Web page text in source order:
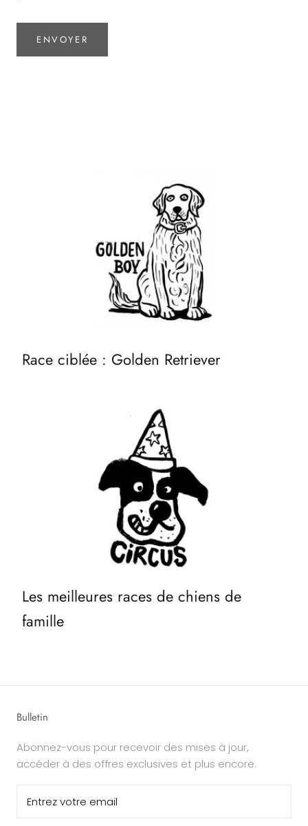
ENVOYER
Race ciblée : Golden Retriever
Les meilleures races de chiens de
famille
Bulletin
Abonnez-vous pour recevoir des mises à jour,
accéder à des offres exclusives et plus encore.